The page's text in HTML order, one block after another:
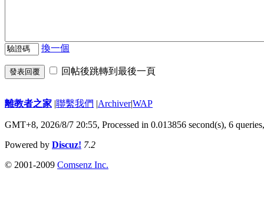
換一個
發表回覆 回帖後跳轉到最後一頁
離教者之家 |聯繫我們 |Archiver|WAP
GMT+8, 2026/8/7 20:55, Processed in 0.013856 second(s), 6
Powered by Discuz! 7.2
© 2001-2009 Comsenz Inc.